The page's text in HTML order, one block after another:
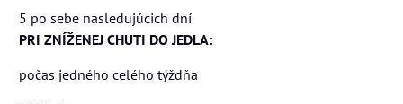
5 po sebe nasledujúcich dní
PRI ZNÍŽENEJ CHUTI DO JEDLA:
počas jedného celého týždňa